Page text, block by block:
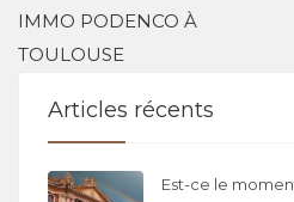
IMMO PODENCO À
TOULOUSE
Articles récents
Est-ce le